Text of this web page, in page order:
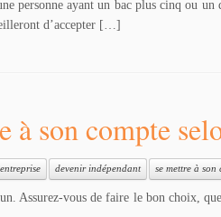
ayant un bac plus cinq ou un
d’accepter […]
à son compte
devenir indépendant se mettre à son
Assurez-vous de faire le bon choix,